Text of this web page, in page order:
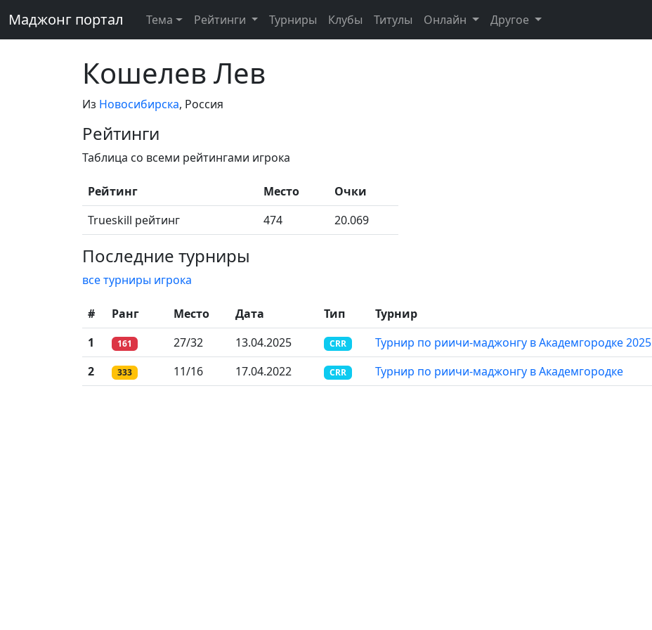
Маджонг портал Тема Рейтинги Турниры Клубы Титулы Онлайн Другое
Кошелев Лев
Из Новосибирска, Россия
Рейтинги
Таблица со всеми рейтингами игрока
Рейтинг Место
Очки
Trueskill рейтинг
474 20.069
Последние турниры
все турниры игрока
# Ранг Место Дата Тип Турнир
1
161 27/32 13.04.2025 CRR Турнир по риичи-маджонгу в Академгородке 2025
2
333 11/16 17.04.2022 CRR Турнир по риичи-маджонгу в Академгородке